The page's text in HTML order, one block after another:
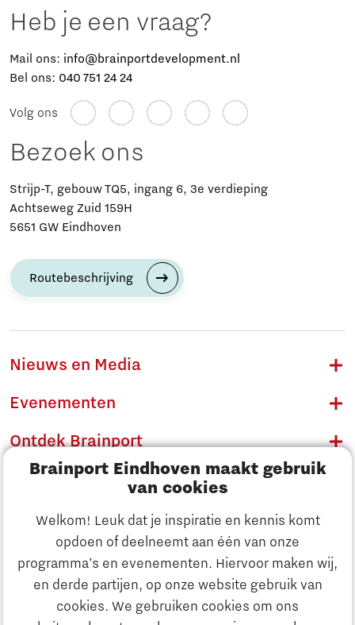
Brainport Eindhoven maakt gebruik
van cookies
Welkom! Leuk dat je inspiratie en kennis komt
opdoen of deelneemt aan één van onze
programma’s en evenementen. Hiervoor maken wij,
en derde partijen, op onze website gebruik van
cookies. We gebruiken cookies om ons
Ontdek Brainport
Heb je een vraag?
Mail ons: info@brainportdevelopment.nl
Bel ons: 040 751 24 24
Volg ons
Bezoek ons
Strijp-T, gebouw TQ5, ingang 6, 3e verdieping
Achtseweg Zuid 159H
5651 GW Eindhoven
Routebeschrijving
Nieuws en Media
Evenementen
Ontdek Brainport
Innovatie
Ondernemen
Onderwijs
Maatschappelijk